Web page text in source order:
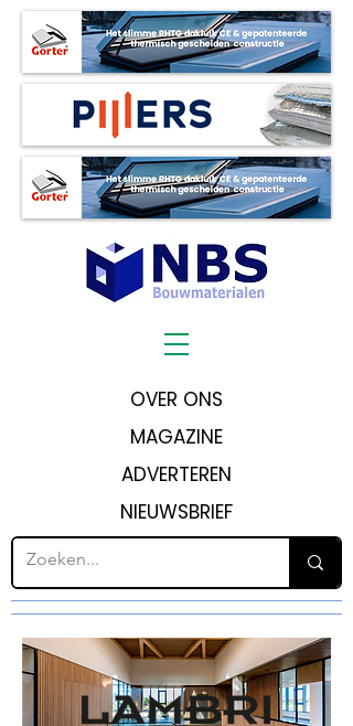
OVER ONS
MAGAZINE
ADVERTEREN
NIEUWSBRIEF